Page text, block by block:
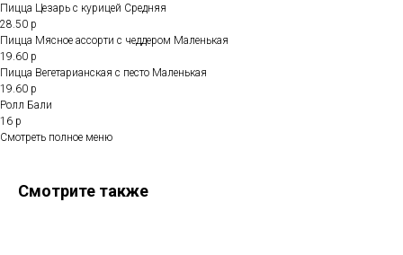
Пицца Цезарь с курицей Средняя
28.50 р
Пицца Мясное ассорти с чеддером Маленькая
19.60 р
Пицца Вегетарианская с песто Маленькая
19.60 р
Ролл Бали
16 р
Смотреть полное меню
Смотрите также